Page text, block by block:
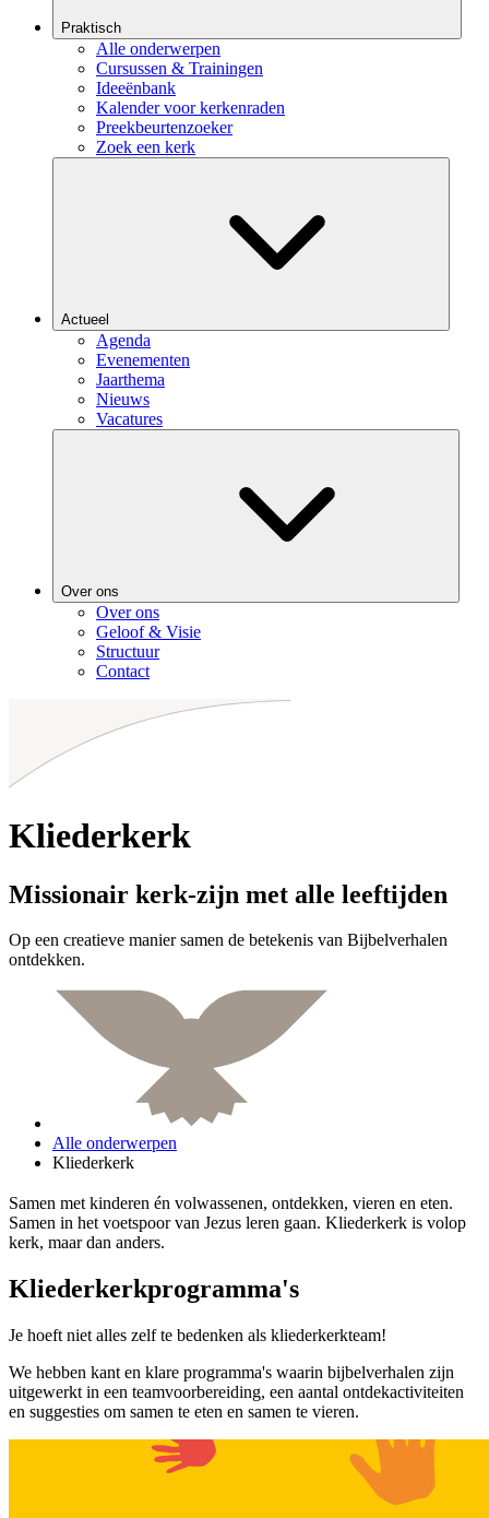
Praktisch
Alle onderwerpen
Cursussen & Trainingen
Ideeënbank
Kalender voor kerkenraden
Preekbeurtenzoeker
Zoek een kerk
Actueel
Agenda
Evenementen
Jaarthema
Nieuws
Vacatures
Over ons
Over ons
Geloof & Visie
Structuur
Contact
Kliederkerk
Missionair kerk-zijn met alle leeftijden
Op een creatieve manier samen de betekenis van Bijbelverhalen
ontdekken.
Alle onderwerpen
Kliederkerk
Samen met kinderen én volwassenen, ontdekken, vieren en eten.
Samen in het voetspoor van Jezus leren gaan. Kliederkerk is volop
kerk, maar dan anders.
Kliederkerkprogramma's
Je hoeft niet alles zelf te bedenken als kliederkerkteam!
We hebben kant en klare programma's waarin bijbelverhalen zijn
uitgewerkt in een teamvoorbereiding, een aantal ontdekactiviteiten
en suggesties om samen te eten en samen te vieren.